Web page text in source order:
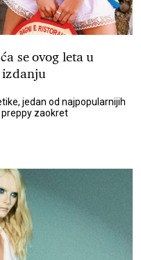
se ovog leta u
izdanju
jedan od najpopularnijih
zaokret